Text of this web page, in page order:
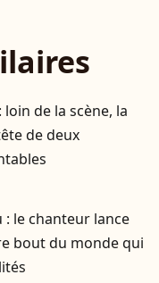
de la scène, la
de deux
: le chanteur lance
bout du monde qui